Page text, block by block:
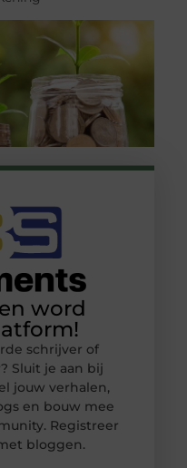
en word
schrijver of
Sluit je aan bij
jouw verhalen,
en bouw mee
Registreer
bloggen.